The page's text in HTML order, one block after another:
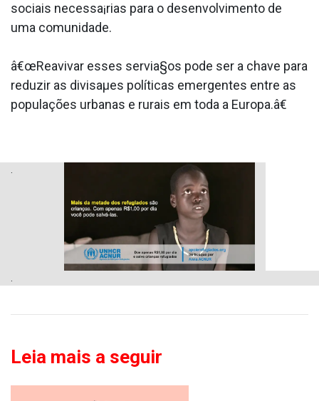
sociais necessa¡rias para o desenvolvimento de
uma comunidade.
â€œReavivar esses servia§os pode ser a chave para
reduzir as divisaµes políticas emergentes entre as
populações urbanas e rurais em toda a Europa.â€
.
Leia mais a seguir